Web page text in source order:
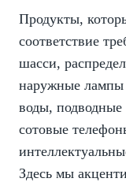
Продукты,
соответствие
шасси,
наружные лампы
воды,
сотовые
Здесь мы